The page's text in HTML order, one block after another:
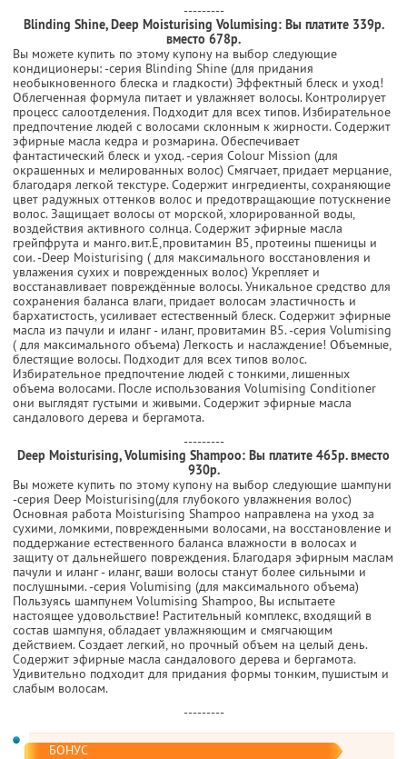
---------
Blinding Shine, Deep Moisturising Volumising: Вы платите 339р.
вместо 678р.
Вы можете купить по этому купону на выбор следующие
кондиционеры: -серия Blinding Shine (для придания
необыкновенного блеска и гладкости) Эффектный блеск и уход!
Облегченная формула питает и увлажняет волосы. Контролирует
процесс салоотделения. Подходит для всех типов. Избирательное
предпочтение людей с волосами склонным к жирности. Содержит
эфирные масла кедра и розмарина. Обеспечивает
фантастический блеск и уход. -серия Colour Mission (для
окрашенных и мелированных волос) Смягчает, придает мерцание,
благодаря легкой текстуре. Содержит ингредиенты, сохраняющие
цвет радужных оттенков волос и предотвращающие потускнение
волос. Защищает волосы от морской, хлорированной воды,
воздействия активного солнца. Содержит эфирные масла
грейпфрута и манго.вит.Е,провитамин В5, протеины пшеницы и
сои. -Deep Moisturising ( для максимального восстановления и
увлажения сухих и поврежденных волос) Укрепляет и
восстанавливает повреждённые волосы. Уникальное средство для
сохранения баланса влаги, придает волосам эластичность и
бархатистость, усиливает естественный блеск. Содержит эфирные
масла из пачули и иланг - иланг, провитамин В5. -серия Volumising
( для максимального объема) Легкость и наслаждение! Объемные,
блестящие волосы. Подходит для всех типов волос.
Избирательное предпочтение людей с тонкими, лишенных
объема волосами. После использования Volumising Conditioner
они выглядят густыми и живыми. Содержит эфирные масла
сандалового дерева и бергамота.
---------
Deep Moisturising, Volumising Shampoo: Вы платите 465р. вместо
930р.
Вы можете купить по этому купону на выбор следующие шампуни
-серия Deep Moisturising(для глубокого увлажнения волос)
Основная работа Moisturising Shampoo направлена на уход за
сухими, ломкими, поврежденными волосами, на восстановление и
поддержание естественного баланса влажности в волосах и
защиту от дальнейшего повреждения. Благодаря эфирным маслам
пачули и иланг - иланг, ваши волосы станут более сильными и
послушными. -серия Volumising (для максимального объема)
Пользуясь шампунем Volumising Shampoo, Вы испытаете
настоящее удовольствие! Растительный комплекс, входящий в
состав шампуня, обладает увлажняющим и смягчающим
действием. Создает легкий, но прочный объем на целый день.
Содержит эфирные масла сандалового дерева и бергамота.
Удивительно подходит для придания формы тонким, пушистым и
слабым волосам.
---------
БОНУС